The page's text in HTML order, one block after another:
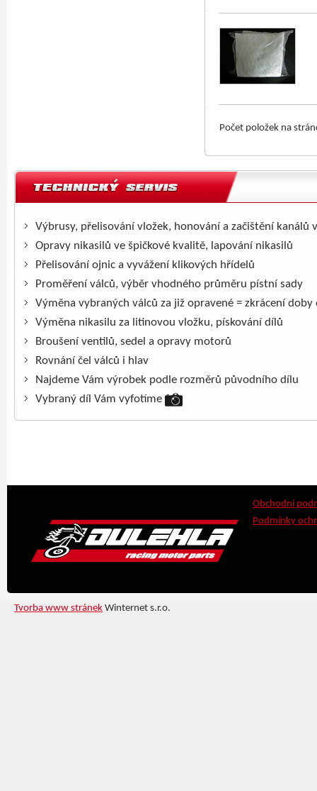
Počet položek na
Výbrusy, přelisování vložek, honování a začištění kanálů
Opravy nikasilů ve špičkové kvalitě, lapování nikasilů
Přelisování ojnic a vyvážení klikových hřídelů
Proměření válců, výběr vhodného průměru pístní sady
Výměna vybraných válců za již opravené = zkrácení doby
Výměna nikasilu za litinovou vložku, pískování dílů
Broušení ventilů, sedel a opravy motorů
Rovnání čel válců i hlav
Najdeme Vám výrobek podle rozměrů původního dílu
Vybraný díl Vám vyfotíme
Obchodní
Podmínky
Tvorba www stránek Winternet s.r.o.